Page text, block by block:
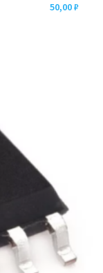
50,00₽